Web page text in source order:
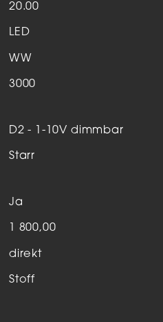
20.00
LED
WW
3000
D2 - 1-10V dimmbar
Starr
Ja
1 800,00
direkt
Stoff